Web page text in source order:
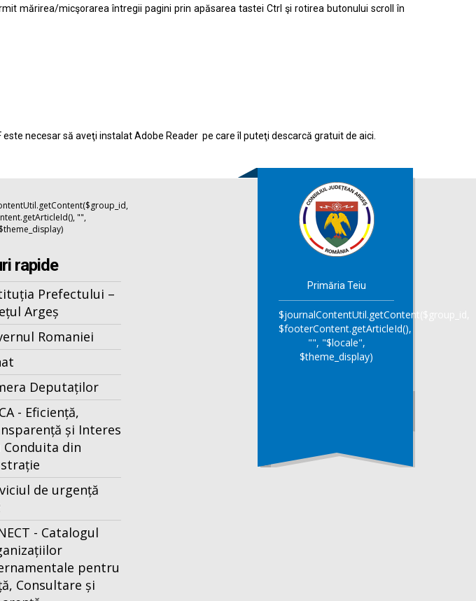
mărirea/micşorarea întregii pagini prin apăsarea tastei Ctrl şi rotirea butonului scroll în
necesar să aveţi instalat Adobe Reader pe care îl puteţi descarcă gratuit de aici.
"",
rapide
Prefectului –
Argeș
Romaniei
Deputaților
- Eficiență,
și Interes
din
de urgență
- Catalogul
pentru
Consultare și
Primăria Teiu
$journalContentUtil.getContent($group_id,
$footerContent.getArticleId(),
"", "$locale",
$theme_display)